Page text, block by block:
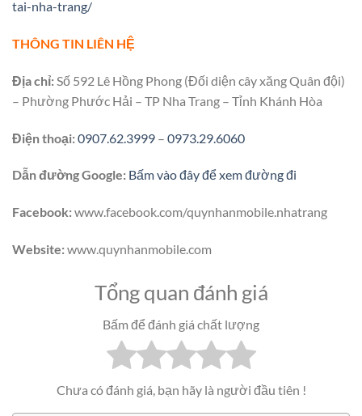
tai-nha-trang/
THÔNG TIN LIÊN HỆ
Địa chỉ:Số 592 Lê Hồng Phong (Đối diện cây xăng Quân đội)
– Phường Phước Hải – TP Nha Trang – Tỉnh Khánh Hòa
Điện thoại:0907.62.3999 – 0973.29.6060
Dẫn đường Google: Bấm vào đây để xem đường đi
Facebook:www.facebook.com/quynhanmobile.nhatrang
Website:www.quynhanmobile.com
Tổng quan đánh giá
Bấm để đánh giá chất lượng
Chưa có đánh giá, bạn hãy là người đầu tiên !